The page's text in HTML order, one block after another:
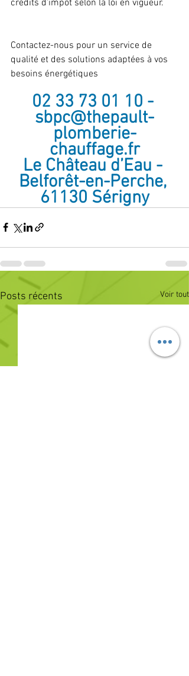
crédits d’impôt selon la loi en vigueur.
Contactez-nous pour un service de
qualité et des solutions adaptées à vos
besoins énergétiques
02 33 73 01 10 -
sbpc@thepault-
plomberie-
chauffage.fr
Le Château d’Eau -
Belforêt-en-Perche,
61130 Sérigny
Posts récents Voir tout